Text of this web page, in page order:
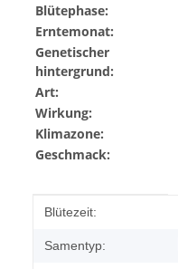
Blütephase:
Erntemonat:
Genetischer
hintergrund:
Art:
Wirkung:
Klimazone:
Geschmack:
Produkteigenschaft
Wert
Blütezeit:
Samentyp: